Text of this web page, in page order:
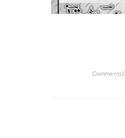
Comments
on